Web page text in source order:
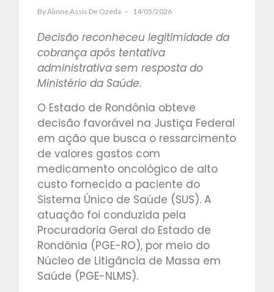
ByAlinne Assis De Ozeda 14/05/2026
Decisão reconheceu legitimidade da
cobrança após tentativa
administrativa sem resposta do
Ministério da Saúde.
O Estado de Rondônia obteve
decisão favorável na Justiça Federal
em ação que busca o ressarcimento
de valores gastos com
medicamento oncológico de alto
custo fornecido a paciente do
Sistema Único de Saúde (SUS). A
atuação foi conduzida pela
Procuradoria Geral do Estado de
Rondônia (PGE-RO), por meio do
Núcleo de Litigância de Massa em
Saúde (PGE-NLMS).